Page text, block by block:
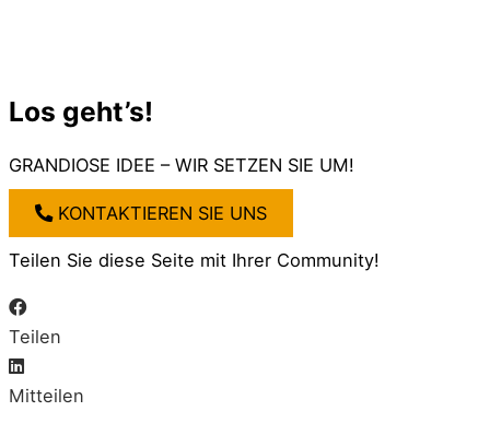
Los geht’s!
GRANDIOSE IDEE – WIR SETZEN SIE UM!
KONTAKTIEREN SIE UNS
Teilen Sie diese Seite mit Ihrer Community!
Teilen
Mitteilen